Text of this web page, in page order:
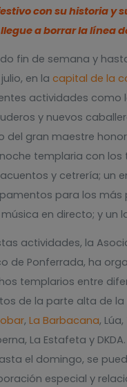
con su historia y
a borrar la línea
fin de semana y
en la capital de la
actividades como
y nuevos
del gran maestre
templaria con los
y cetrería; un
para los más
en directo; y un
actividades, la
de Ponferrada, ha
templarios entre
de la parte alta de la
, La Barbacana,
La Estafeta y
el domingo, se
especial y